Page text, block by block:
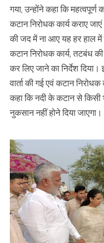
गया, उन्होंने कहा कि
कटान निरोधक कार्य कराए
की जद में ना आए यह हर हाल में
कटान निरोधक कार्य, तटबंध
कर लिए जाने का निर्देश दिया।
वार्ता की गई एवं कटान
कहा कि नदी के कटान से
नुकसान नहीं होने दिया जाएगा।